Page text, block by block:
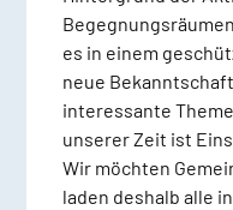
es in einem
neue
interessante
unserer Zeit ist
Wir möchten
laden deshalb alle